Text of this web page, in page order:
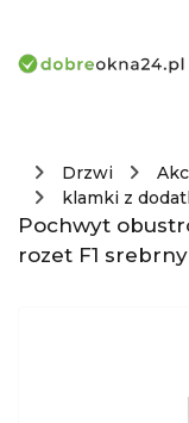
Drzwi
klamki z
Pochwyt
rozet F1